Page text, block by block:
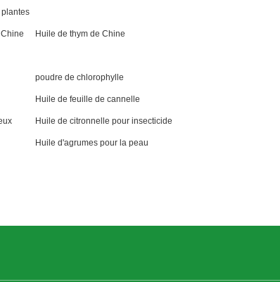
Huile de thym de Chine
poudre de chlorophylle
Huile de feuille de cannelle
Huile de citronnelle pour insecticide
Huile d'agrumes pour la peau